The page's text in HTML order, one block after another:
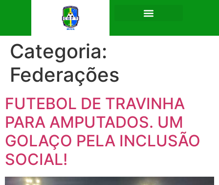
Categoria:
Federações
FUTEBOL DE TRAVINHA
PARA AMPUTADOS. UM
GOLAÇO PELA INCLUSÃO
SOCIAL!